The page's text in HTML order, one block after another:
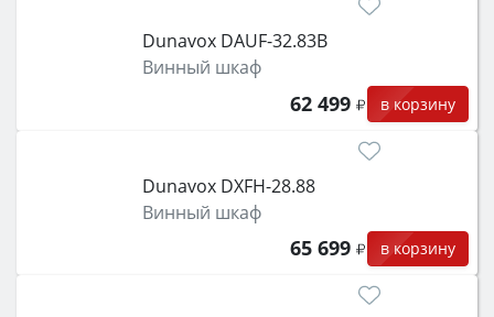
Dunavox DAUF-32.83B
Винный шкаф
62 499 в корзину
Dunavox DXFH-28.88
Винный шкаф
65 699 в корзину